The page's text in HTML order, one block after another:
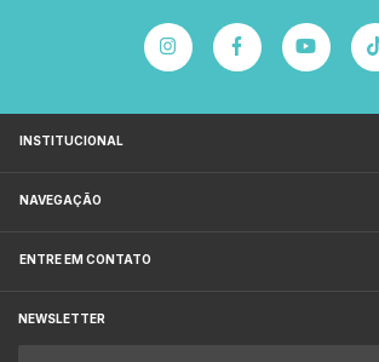
INSTITUCIONAL
NAVEGAÇÃO
ENTRE EM CONTATO
NEWSLETTER